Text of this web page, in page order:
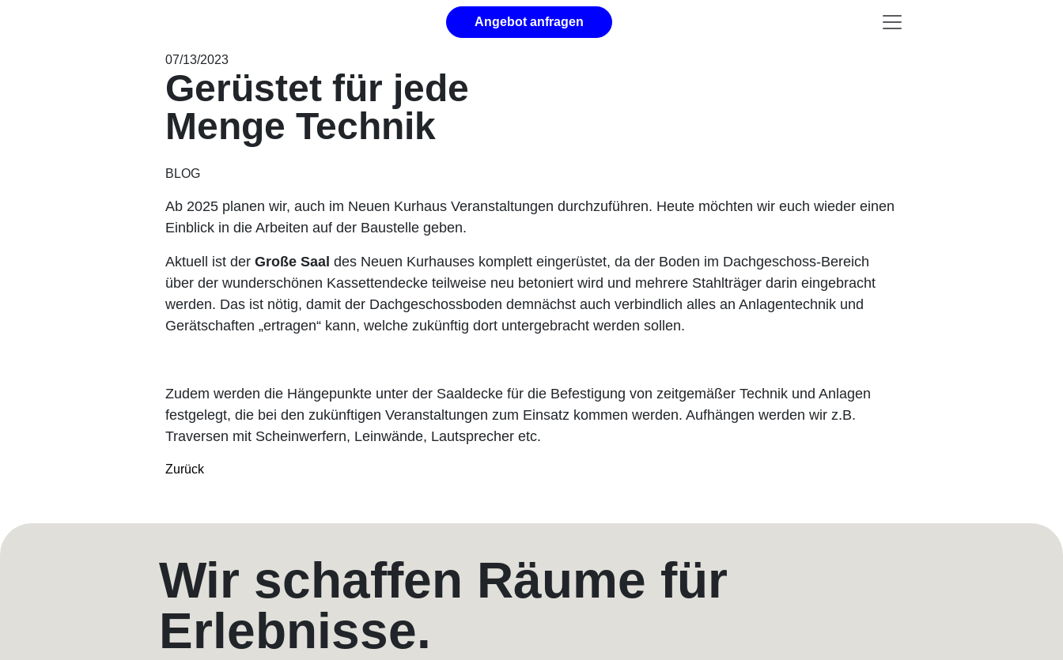
Angebot anfragen
07/13/2023
Gerüstet für jede
Menge Technik
BLOG
Ab 2025 planen wir, auch im Neuen Kurhaus Veranstaltungen durchzuführen. Heute möchten wir euch wieder einen
Einblick in die Arbeiten auf der Baustelle geben.
Aktuell ist der Große Saal des Neuen Kurhauses komplett eingerüstet, da der Boden im Dachgeschoss-Bereich
über der wunderschönen Kassettendecke teilweise neu betoniert wird und mehrere Stahlträger darin eingebracht
werden. Das ist nötig, damit der Dachgeschossboden demnächst auch verbindlich alles an Anlagentechnik und
Gerätschaften „ertragen“ kann, welche zukünftig dort untergebracht werden sollen.
Zudem werden die Hängepunkte unter der Saaldecke für die Befestigung von zeitgemäßer Technik und Anlagen
festgelegt, die bei den zukünftigen Veranstaltungen zum Einsatz kommen werden. Aufhängen werden wir z.B.
Traversen mit Scheinwerfern, Leinwände, Lautsprecher etc.
Zurück
Wir schaffen Räume für
Erlebnisse.